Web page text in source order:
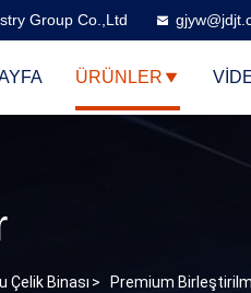
Group Co.,Ltd
ÜRÜNLER
Çelik Binası > Premium